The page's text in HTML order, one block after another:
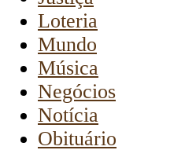
Loteria
Mundo
Música
Negócios
Notícia
Obituário